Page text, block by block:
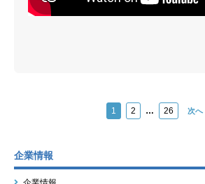
1 2 … 26 次へ
企業情報